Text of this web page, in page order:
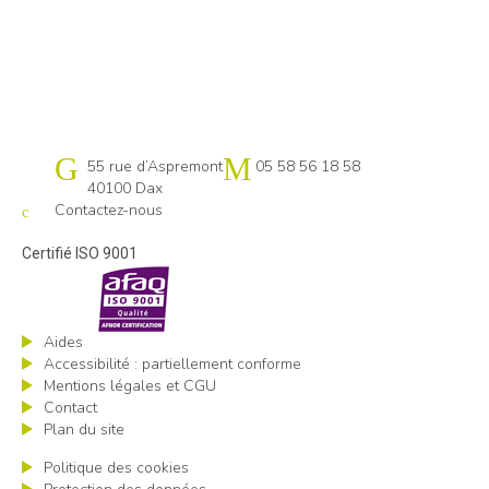
Cap emploi 40-64 Pays basque
55 rue d’Aspremont
40100 Dax
05 58 56 18 58
Contactez-nous
Certifié ISO 9001
Aides
Accessibilité : partiellement conforme
Mentions légales et CGU
Contact
Plan du site
Politique des cookies